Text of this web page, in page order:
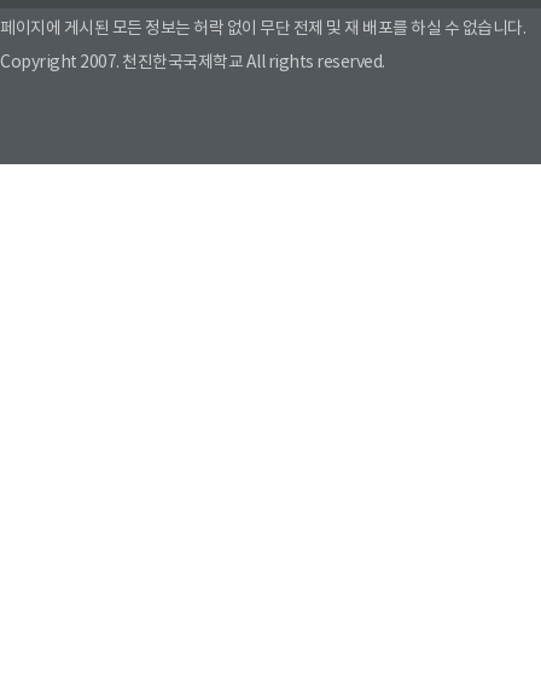
페이지에 게시된 모든 정보는 허락 없이 무단 전제 및 재 배포를 하실 수 없습니다.
Copyright 2007. 천진한국국제학교 All rights reserved.